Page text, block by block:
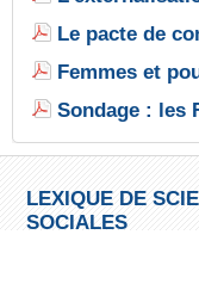
Le pacte de
Femmes et
Sondage : les
LEXIQUE DE
SOCIALES